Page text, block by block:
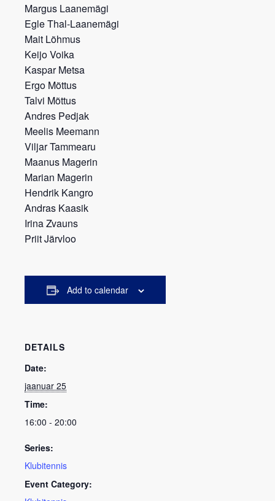
Margus Laanemägi
Egle Thal-Laanemägi
Mait Lõhmus
Keijo Voika
Kaspar Metsa
Ergo Mõttus
Talvi Mõttus
Andres Pedjak
Meelis Meemann
Viljar Tammearu
Maanus Magerin
Marian Magerin
Hendrik Kangro
Andras Kaasik
Irina Zvauns
Priit Järvloo
Add to calendar
DETAILS
Date:
jaanuar 25
Time:
16:00 - 20:00
Series:
Klubitennis
Event Category: